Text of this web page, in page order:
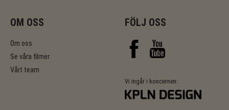
OM OSS
Om oss
Se våra filmer
Vårt team
FÖLJ OSS
Vi ingår i koncernen: